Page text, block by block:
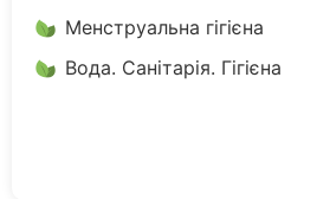
Менструальна гігієна
Вода. Санітарія. Гігієна